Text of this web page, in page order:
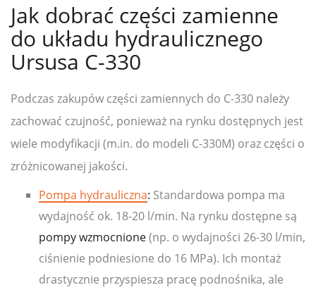
Jak dobrać części zamienne
do układu hydraulicznego
Ursusa C-330
Podczas zakupów części zamiennych do C-330 należy
zachować czujność, ponieważ na rynku dostępnych jest
wiele modyfikacji (m.in. do modeli C-330M) oraz części o
zróżnicowanej jakości.
Pompa hydrauliczna: Standardowa pompa ma
wydajność ok. 18-20 l/min. Na rynku dostępne są
pompy wzmocnione(np. o wydajności 26-30 l/min,
ciśnienie podniesione do 16 MPa). Ich montaż
drastycznie przyspiesza pracę podnośnika, ale